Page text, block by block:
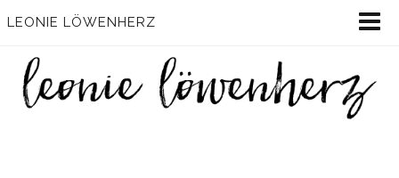
LEONIE LÖWENHERZ